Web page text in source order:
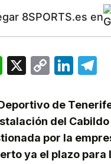
8SPORTS.es en
WhatsApp
X
Copy
de
del
por la
ya el plazo para